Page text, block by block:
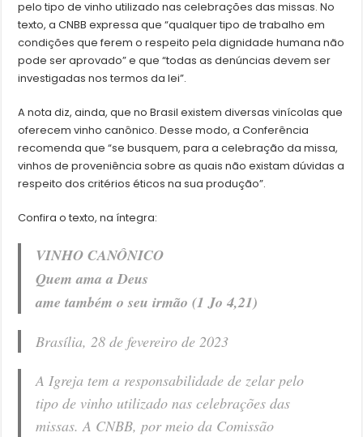
pelo tipo de vinho utilizado nas celebrações das missas. No
texto, a CNBB expressa que “qualquer tipo de trabalho em
condições que ferem o respeito pela dignidade humana não
pode ser aprovado” e que “todas as denúncias devem ser
investigadas nos termos da lei”.
A nota diz, ainda, que no Brasil existem diversas vinícolas que
oferecem vinho canônico. Desse modo, a Conferência
recomenda que “se busquem, para a celebração da missa,
vinhos de proveniência sobre as quais não existam dúvidas a
respeito dos critérios éticos na sua produção”.
Confira o texto, na íntegra:
VINHO CANÔNICO
Quem ama a Deus
ame também o seu irmão (1 Jo 4,21)
Brasília, 28 de fevereiro de 2023
A Igreja tem a responsabilidade de zelar pelo
tipo de vinho utilizado nas celebrações das
missas. A CNBB, por meio da Comissão